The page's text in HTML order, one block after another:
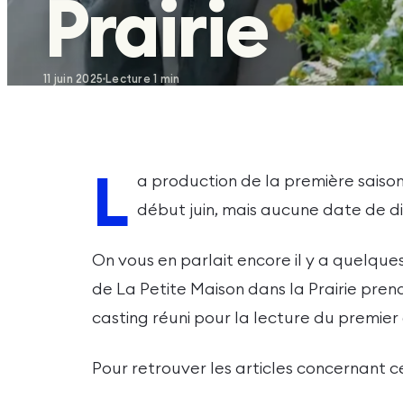
Prairie
11 juin 2025 Lecture1 min
L a production de la première
début juin, mais aucune date de
On vous en parlait encore il y a
de La Petite Maison dans la Prairie
casting réuni pour la lecture du premier
Pour retrouver les articles concernant